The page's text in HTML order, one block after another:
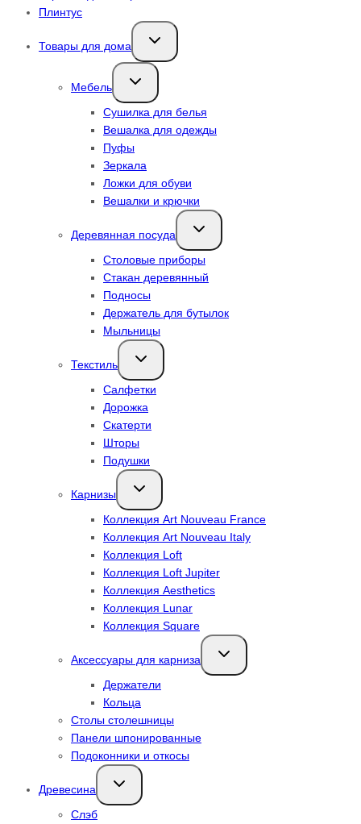
Плинтус
Товары для дома
Переключить
дочернее
Мебель
Переключить
дочернее
Сушилка для белья
Вешалка для одежды
Пуфы
Зеркала
Ложки для обуви
Вешалки и крючки
Деревянная посуда
Переключить
дочернее
Столовые приборы
Стакан деревянный
Подносы
Держатель для бутылок
Мыльницы
Текстиль
Переключить
дочернее
Салфетки
Дорожка
Скатерти
Шторы
Подушки
Карнизы
Переключить
дочернее
Коллекция Art Nouveau France
Коллекция Art Nouveau Italy
Коллекция Loft
Коллекция Loft Jupiter
Коллекция Aesthetics
Коллекция Lunar
Коллекция Square
Аксессуары для карниза
Переключить
дочернее
Держатели
Кольца
Столы столешницы
Панели шпонированные
Подоконники и откосы
Древесина
Переключить
дочернее
Слэб